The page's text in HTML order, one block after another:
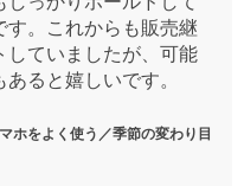
す。これからも販売継
していましたが、可能
ると嬉しいです。
ホをよく使う／季節の変わり目